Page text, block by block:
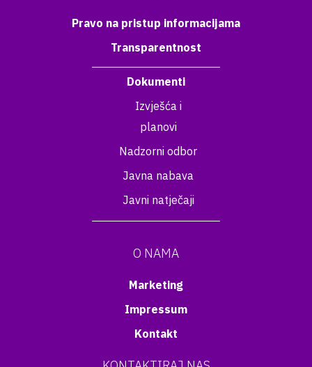
Pravo na pristup informacijama
Transparentnost
Dokumenti
Izvješća i
planovi
Nadzorni odbor
Javna nabava
Javni natječaji
O NAMA
Marketing
Impressum
Kontakt